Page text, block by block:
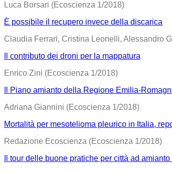
Luca Borsari (Ecoscienza 1/2018)
È possibile il recupero invece della discarica
Claudia Ferrari, Cristina Leonelli, Alessandro
Il contributo dei droni per la mappatura
Enrico Zini (Ecoscienza 1/2018)
Il Piano amianto della Regione Emilia-
Adriana Giannini (Ecoscienza 1/2018)
Mortalità per mesotelioma pleurico in Italia,
Redazione Ecoscienza (Ecoscienza 1/2018)
Il tour delle buone pratiche per città ad amianto